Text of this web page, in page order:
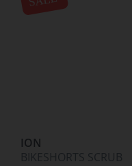
ION
BIKESHORTS SCRUB